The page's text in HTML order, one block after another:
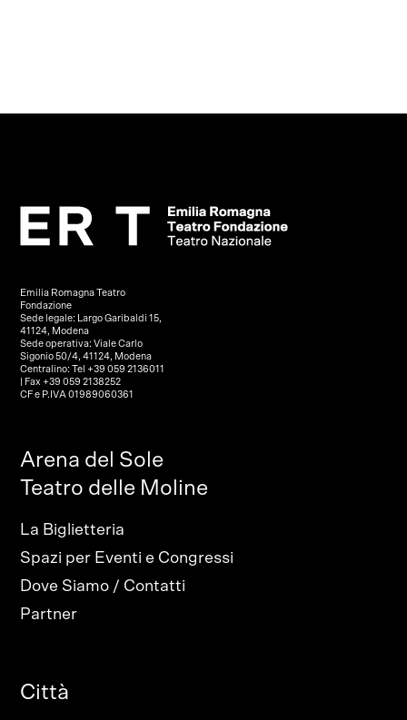
Emilia Romagna Teatro
Fondazione
Sede legale: Largo Garibaldi 15,
41124, Modena
Sede operativa: Viale Carlo
Sigonio 50/4, 41124, Modena
Centralino: Tel +39 059 2136011
| Fax +39 059 2138252
CF e P.IVA 01989060361
Arena del Sole
Teatro delle Moline
La Biglietteria
Spazi per Eventi e Congressi
Dove Siamo / Contatti
Partner
Città